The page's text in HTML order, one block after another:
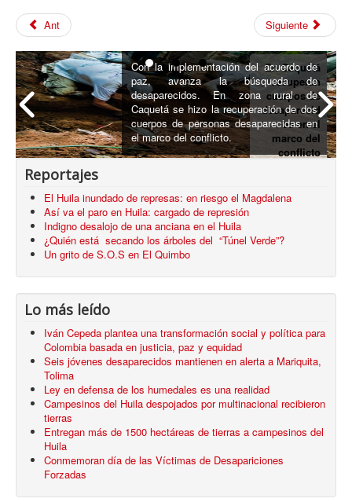
Ant Siguiente
En Caquetá
recuperan
cuerpos de
desaparecid
os en el
marco del
conflicto
Con la implementación del acuerdo de
paz, avanza la búsqueda de
desaparecidos. En zona rural de
Caquetá se hizo la recuperación de dos
cuerpos de personas desaparecidas en
el marco del conflicto.
Reportajes
El Huila inundado de represas: en riesgo el Magdalena
Así va el paro en Huila: cargado de represión
Indigno desalojo de una anciana en el Huila
¿Quién está secando los árboles del “Túnel Verde”?
Un grito de S.O.S en El Quimbo
Lo más leído
Iván Cepeda plantea una transformación social y política para
Colombia basada en justicia, paz y equidad
Seis jóvenes desaparecidos mantienen en alerta a Mariquita,
Tolima
Ley en defensa de los humedales es una realidad
Campesinos del Huila despojados por multinacional recibieron
tierras
Entregan más de 1500 hectáreas de tierras a campesinos del
Huila
Conmemoran día de las Víctimas de Desapariciones
Forzadas